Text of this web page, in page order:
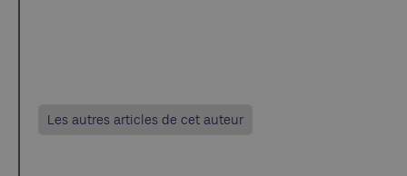
Les autres articles de cet auteur